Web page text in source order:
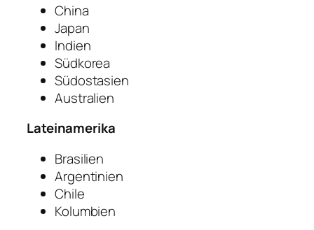
China
Japan
Indien
Südkorea
Südostasien
Australien
Lateinamerika
Brasilien
Argentinien
Chile
Kolumbien